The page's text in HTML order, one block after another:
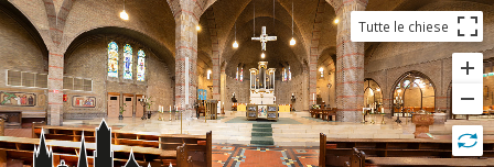
Tutte le chiese